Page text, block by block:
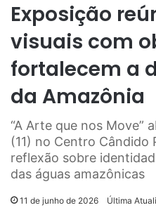
Exposição
visuais com
fortalecem a
da Amazônia
“A Arte que nos Move”
(11) no Centro
reflexão sobre
das águas amazônicas
11 de junho de 2026 Última